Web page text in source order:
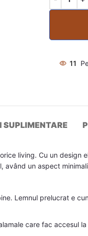
11
SUPLIMENTARE
living. Cu un
un aspect
Lemnul prelucrat e
care fac accesul